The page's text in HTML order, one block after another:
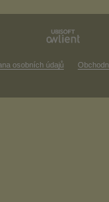
osobních údajů